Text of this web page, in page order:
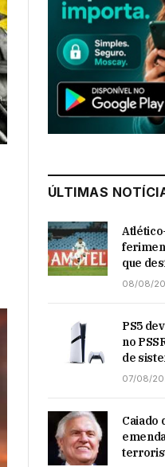
ÚLTIMAS
que
08/08/
PS5
no
de
07/08/
Caiado